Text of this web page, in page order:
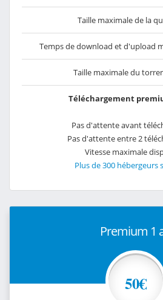
Taille maximale de la
Temps de download et d'upload
Taille maximale du
Téléchargement
Pas d'attente avant
Pas d'attente entre 2
Vitesse maximale
Plus de 300 hébergeurs
Premium 1
50€